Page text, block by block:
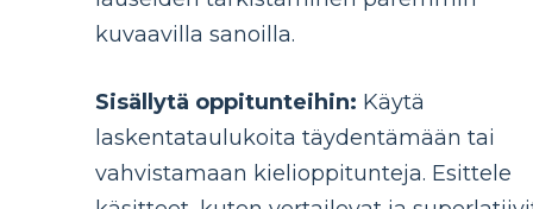
kuvaavilla sanoilla.
Sisällytä oppitunteihin: Käytä
laskentataulukoita täydentämään tai
vahvistamaan kielioppitunteja. Esittele